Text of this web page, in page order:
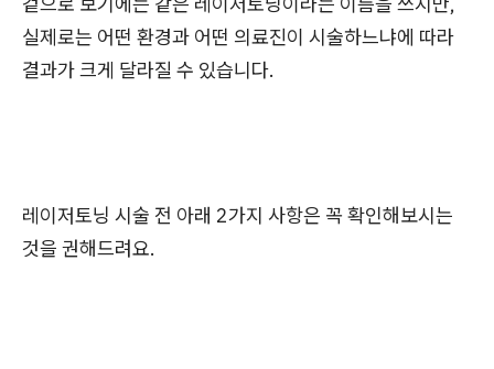
실제로는 어떤 환경과 어떤 의료진이 시술하느냐에 따라
결과가 크게 달라질 수 있습니다.
레이저토닝 시술 전 아래 2가지 사항은 꼭 확인해보시는
것을 권해드려요.